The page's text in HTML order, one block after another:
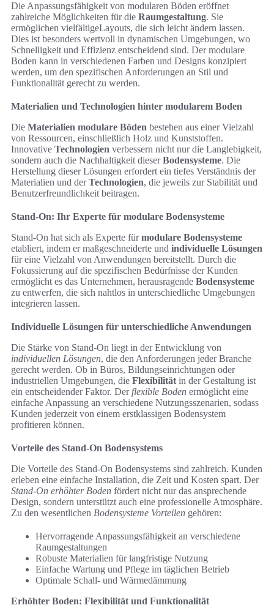
Die Anpassungsfähigkeit von modularen Böden eröffnet
zahlreiche Möglichkeiten für die Raumgestaltung. Sie
ermöglichen vielfältigeLayouts, die sich leicht ändern lassen.
Dies ist besonders wertvoll in dynamischen Umgebungen, wo
Schnelligkeit und Effizienz entscheidend sind. Der modulare
Boden kann in verschiedenen Farben und Designs konzipiert
werden, um den spezifischen Anforderungen an Stil und
Funktionalität gerecht zu werden.
Materialien und Technologien hinter modularem Boden
Die Materialien modulare Böden bestehen aus einer Vielzahl
von Ressourcen, einschließlich Holz und Kunststoffen.
Innovative Technologien verbessern nicht nur die Langlebigkeit,
sondern auch die Nachhaltigkeit dieserBodensysteme. Die
Herstellung dieser Lösungen erfordert ein tiefes Verständnis der
Materialien und derTechnologien, die jeweils zur Stabilität und
Benutzerfreundlichkeit beitragen.
Stand-On: Ihr Experte für modulare Bodensysteme
Stand-On hat sich als Experte fürmodulare Bodensysteme
etabliert, indem er maßgeschneiderte und individuelle Lösungen
für eine Vielzahl von Anwendungen bereitstellt. Durch die
Fokussierung auf die spezifischen Bedürfnisse der Kunden
ermöglicht es das Unternehmen, herausragende Bodensysteme
zu entwerfen, die sich nahtlos in unterschiedliche Umgebungen
integrieren lassen.
Individuelle Lösungen für unterschiedliche Anwendungen
Die Stärke von Stand-On liegt in der Entwicklung von
individuellen Lösungen, die den Anforderungen jeder Branche
gerecht werden. Ob in Büros, Bildungseinrichtungen oder
industriellen Umgebungen, die Flexibilität in der Gestaltung ist
ein entscheidender Faktor. Der flexible Boden ermöglicht eine
einfache Anpassung an verschiedene Nutzungsszenarien, sodass
Kunden jederzeit von einem erstklassigen Bodensystem
profitieren können.
Vorteile des Stand-On Bodensystems
Die Vorteile des Stand-On Bodensystems sind zahlreich. Kunden
erleben eine einfache Installation, die Zeit und Kosten spart. Der
Stand-On erhöhter Boden fördert nicht nur das ansprechende
Design, sondern unterstützt auch eine professionelle Atmosphäre.
Zu den wesentlichen Bodensysteme Vorteilen gehören:
Hervorragende Anpassungsfähigkeit an verschiedene
Raumgestaltungen
Robuste Materialien für langfristige Nutzung
Einfache Wartung und Pflege im täglichen Betrieb
Optimale Schall- und Wärmedämmung
Erhöhter Boden: Flexibilität und Funktionalität